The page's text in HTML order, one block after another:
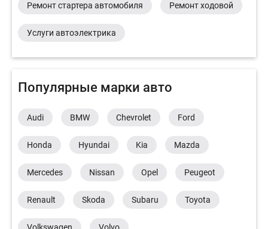
Ремонт стартера автомобиля Ремонт ходовой
Услуги автоэлектрика
Популярные марки авто
Audi BMW Chevrolet Ford
Honda Hyundai Kia Mazda
Mercedes Nissan Opel Peugeot
Renault Skoda Subaru Toyota